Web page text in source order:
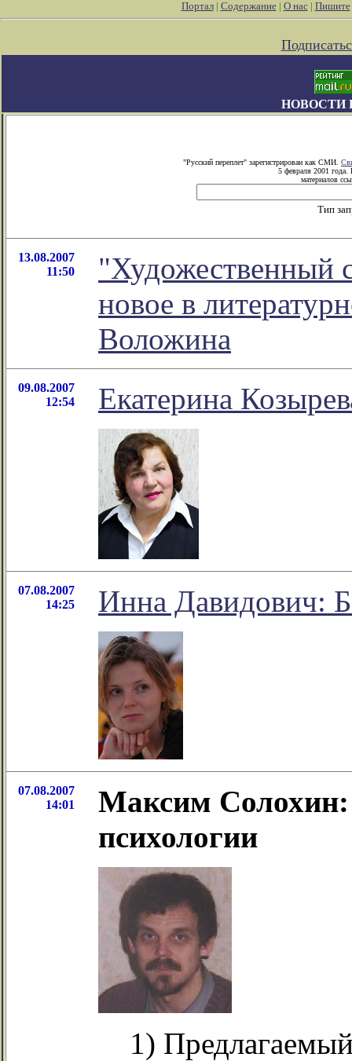
Портал| Содержание| О нас| Пишите
НОВОСТИ
"Русский переплет" зарегистрирован как СМИ.
5 февраля 2001 года.
материалов
Тип
13.08.2007
11:50
"Художественный
новое в
Воложина
09.08.2007
12:54
Екатерина
07.08.2007
14:25
Инна Давидович:
07.08.2007
14:01
Максим Солохин:
психологии
1)